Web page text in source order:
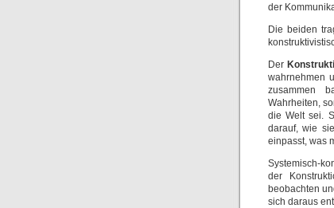
der
Die beiden
Der
wahrnehmen
zusammen
Wahrheiten,
die Welt sei.
darauf, wie
einpasst, was
Systemisch-
der
beobachten
sich daraus